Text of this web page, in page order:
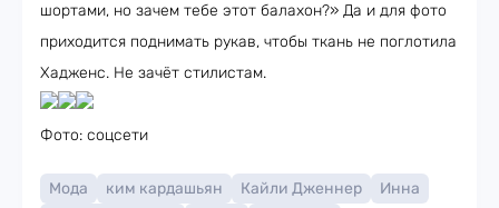
шортами, но зачем тебе этот балахон?» Да и для фото
приходится поднимать рукав, чтобы ткань не поглотила
Хадженс. Не зачёт стилистам.
Фото: соцсети
Мода ким кардашьян Кайли Дженнер
Инна